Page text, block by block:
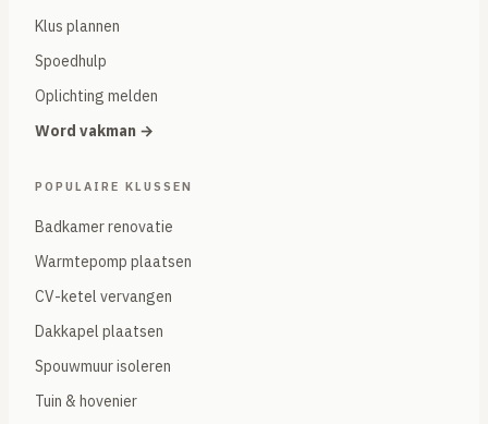
Klus plannen
Spoedhulp
Oplichting melden
Word vakman →
POPULAIRE KLUSSEN
Badkamer renovatie
Warmtepomp plaatsen
CV-ketel vervangen
Dakkapel plaatsen
Spouwmuur isoleren
Tuin & hovenier